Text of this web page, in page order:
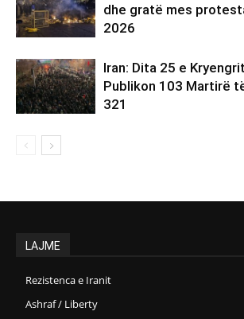
dhe gratë mes
2026
Iran: Dita 25 e
Publikon 103 Martirë
321
LAJME
Rezistenca e Iranit
Ashraf / Liberty